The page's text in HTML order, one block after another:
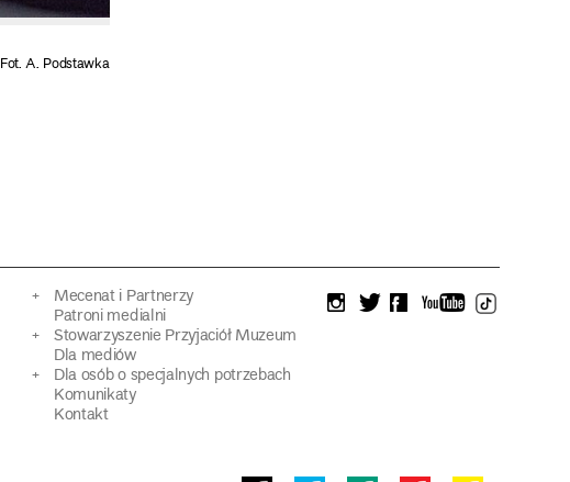
Fot. A. Podstawka
Mecenat i Partnerzy
Patroni medialni
Stowarzyszenie Przyjaciół Muzeum
Dla mediów
Dla osób o specjalnych potrzebach
Komunikaty
Kontakt
instagram
twitterfacebookyoutube
tiktok